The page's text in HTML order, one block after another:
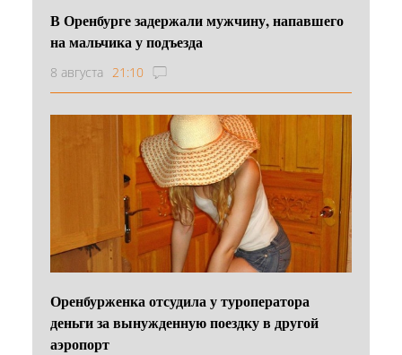
В Оренбурге задержали мужчину, напавшего
на мальчика у подъезда
8 августа 21:10
Оренбурженка отсудила у туроператора
деньги за вынужденную поездку в другой
аэропорт